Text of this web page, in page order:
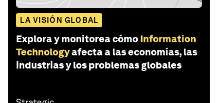
LA VISIÓN GLOBAL
Explora y monitorea cómo Information
Technologyafecta a las economías, las
industrias y los problemas globales